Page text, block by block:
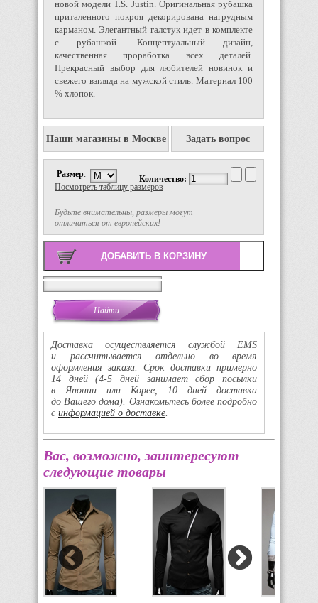
новой модели T.S. Justin. Оригинальная рубашка
приталенного покроя декорирована нагрудным
карманом. Элегантный галстук идет в комплекте
с рубашкой. Концептуальный дизайн,
качественная проработка всех деталей.
Прекрасный выбор для любителей новинок и
свежего взгляда на мужской стиль. Материал 100
% хлопок.
Наши магазины в Москве Задать вопрос
Размер:
Будьте внимательны, размеры могут
отличаться от европейских!
Посмотреть таблицу размеров
Количество:
Поиск
Доставка осуществляется службой EMS
и рассчитывается отдельно во время
оформления заказа. Срок доставки примерно
14 дней(4-5 дней занимает сбор посылки
в Японии или Корее, 10 дней доставка
до Вашего дома). Ознакомьтесь более подробно
с информацией о доставке.
Вас, возможно, заинтересуют
следующие товары